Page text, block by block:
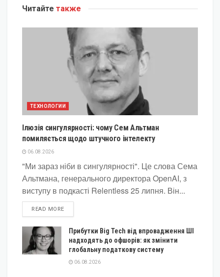
Читайте также
ТЕХНОЛОГИИ
Ілюзія сингулярності: чому Сем Альтман
помиляється щодо штучного інтелекту
06.08.2026
"Ми зараз ніби в сингулярності". Це слова Сема
Альтмана, генерального директора OpenAI, з
виступу в подкасті Relentless 25 липня. Він...
READ MOREDETAILS
Прибутки Big Tech від впровадження ШІ
надходять до офшорів: як змінити
глобальну податкову систему
06.08.2026